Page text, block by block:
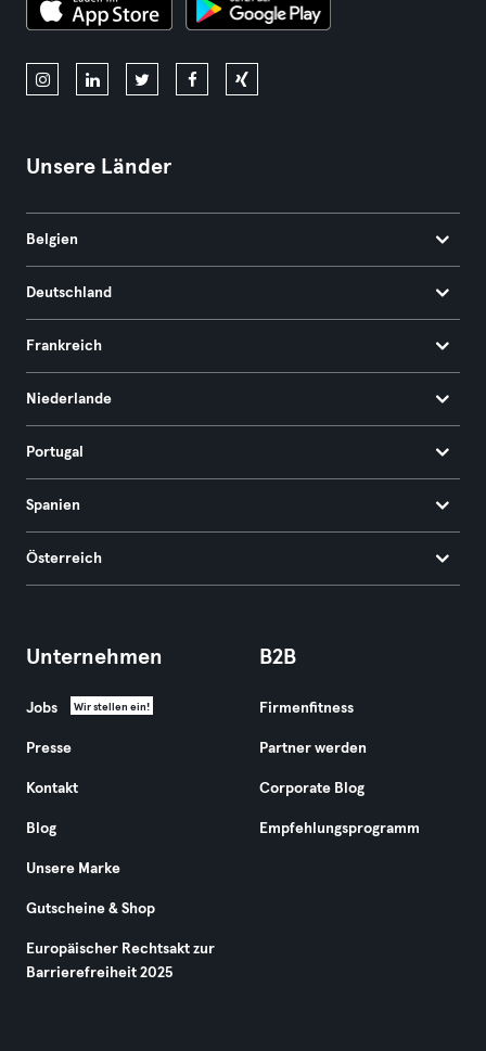
Unsere Länder
Belgien
Deutschland
Frankreich
Niederlande
Portugal
Spanien
Österreich
Unternehmen
Jobs Wir stellen ein!
Presse
Kontakt
Blog
Unsere Marke
Gutscheine & Shop
Europäischer Rechtsakt zur
Barrierefreiheit 2025
B2B
Firmenfitness
Partner werden
Corporate Blog
Empfehlungsprogramm